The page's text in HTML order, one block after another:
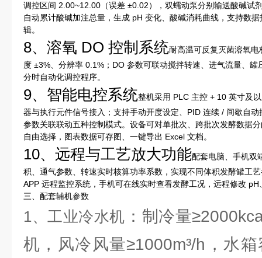
调控区间 2.00~12.00（误差 ±0.02），双蠕动泵分别输送酸碱试
自动累计酸碱加注总量，生成 pH 变化、酸碱消耗曲线，支持数
辑。
8、溶氧 DO 控制系统耐高温可反复灭菌溶氧
度 ±3%、分辨率 0.1%；DO 参数可联动搅拌转速、进气流量、
分时自动化调控程序。
9、智能电控系统整机采用 PLC 主控 + 10 英寸及
器与执行元件信号接入；支持手动开度设定、PID 连续 / 间歇自
参数关联联动五种控制模式。设备可对单批次、跨批次发酵数据
自由选择，图表数据可存图、一键导出 Excel 文档。
10、远程与工艺放大功能配套电脑、手机双
积、通气参数、转速实时核算功率系数，实现不同体积发酵罐工
APP 远程监控系统，手机可在线实时查看发酵工况，远程修改
三、配套辅机参数
1、工业冷水机 ：制冷量
机，风冷风量≥1000m³/h，水